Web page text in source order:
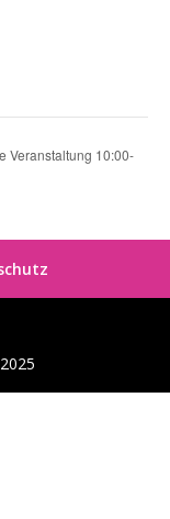
Veranstaltung 10:00-